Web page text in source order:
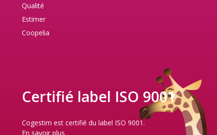
Qualité
Estimer
Coopelia
Certifié label ISO 9001
Cogestim est certifié du label ISO 9001.
En savoir plus